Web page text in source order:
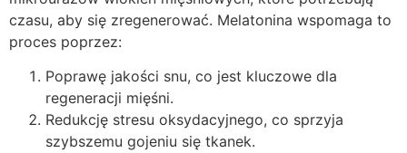
czasu, aby się zregenerować. Melatonina wspomaga to
proces poprzez:
Poprawę jakości snu, co jest kluczowe dla
regeneracji mięśni.
Redukcję stresu oksydacyjnego, co sprzyja
szybszemu gojeniu się tkanek.